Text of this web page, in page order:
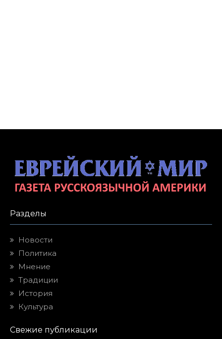
Разделы
Новости
Политика
Мнение
Традиции
История
Культура
Свежие публикации